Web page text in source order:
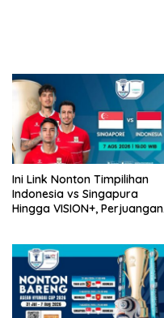
Ini Link Nonton Timpilihan
Indonesia vs Singapura
Hingga VISION+, Perjuangan